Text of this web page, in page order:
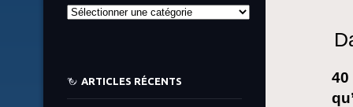
40
Catégories
ARTICLES RÉCENTS